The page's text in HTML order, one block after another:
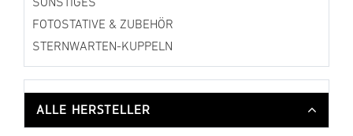
SONSTIGES
FOTOSTATIVE & ZUBEHÖR
STERNWARTEN-KUPPELN
ALLE HERSTELLER